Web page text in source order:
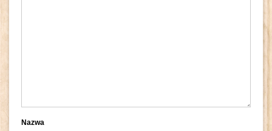
Nazwa